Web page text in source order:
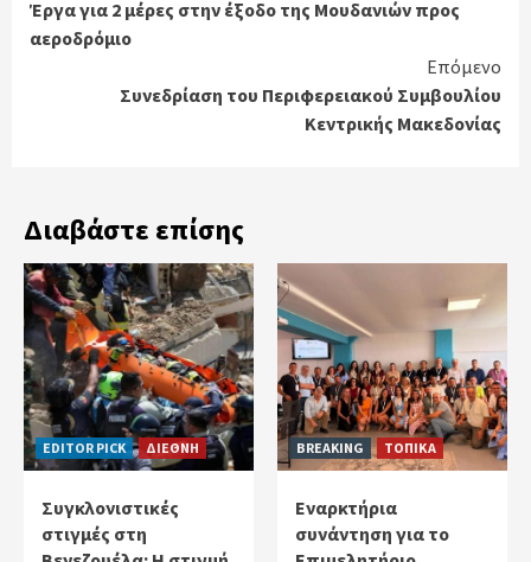
Reading
Έργα για 2 μέρες στην έξοδο της Μουδανιών προς
αεροδρόμιο
Επόμενο
Συνεδρίαση του Περιφερειακού Συμβουλίου
Κεντρικής Μακεδονίας
Διαβάστε επίσης
EDITOR PICK ΔΙΕΘΝΗ
Συγκλονιστικές
στιγμές στη
BREAKING ΤΟΠΙΚΑ
Εναρκτήρια
συνάντηση για το